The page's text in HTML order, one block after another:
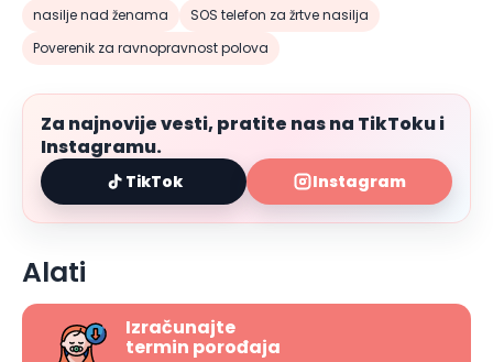
nasilje nad ženama
SOS telefon za žrtve nasilja
Poverenik za ravnopravnost polova
Za najnovije vesti, pratite nas na TikToku i
Instagramu.
TikTok Instagram
Alati
Izračunajte
termin porođaja